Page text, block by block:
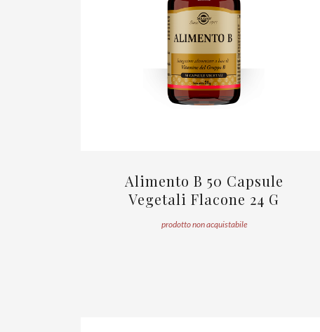
Alimento B 50 Capsule
Vegetali Flacone 24 G
prodotto non acquistabile